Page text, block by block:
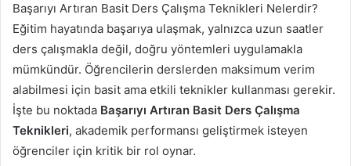
Başarıyı Artıran Basit Ders Çalışma Teknikleri Nelerdir?
Eğitim hayatında başarıya ulaşmak, yalnızca uzun saatler
ders çalışmakla değil, doğru yöntemleri uygulamakla
mümkündür. Öğrencilerin derslerden maksimum verim
alabilmesi için basit ama etkili teknikler kullanması gerekir.
İşte bu noktada Başarıyı Artıran Basit Ders Çalışma
Teknikleri, akademik performansı geliştirmek isteyen
öğrenciler için kritik bir rol oynar.